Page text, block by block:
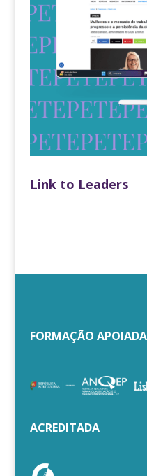
Link to Leaders
FORMAÇÃO APOIADA
ACREDITADA